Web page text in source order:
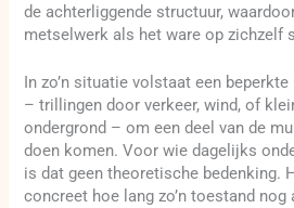
de achterliggende structuur,
metselwerk als het ware op zichzelf
In zo’n situatie volstaat een
– trillingen door verkeer, wind, of
ondergrond – om een deel van de
doen komen. Voor wie dagelijks
is dat geen theoretische bedenking.
concreet hoe lang zo’n toestand